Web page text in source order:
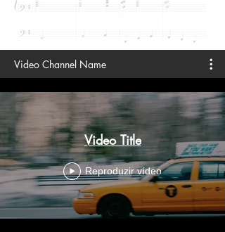
Video Channel Name
Video Title
Reproduzir vídeo